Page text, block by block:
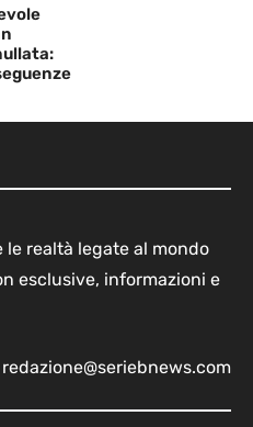
realtà legate al mondo
esclusive, informazioni e
redazione@seriebnews.com